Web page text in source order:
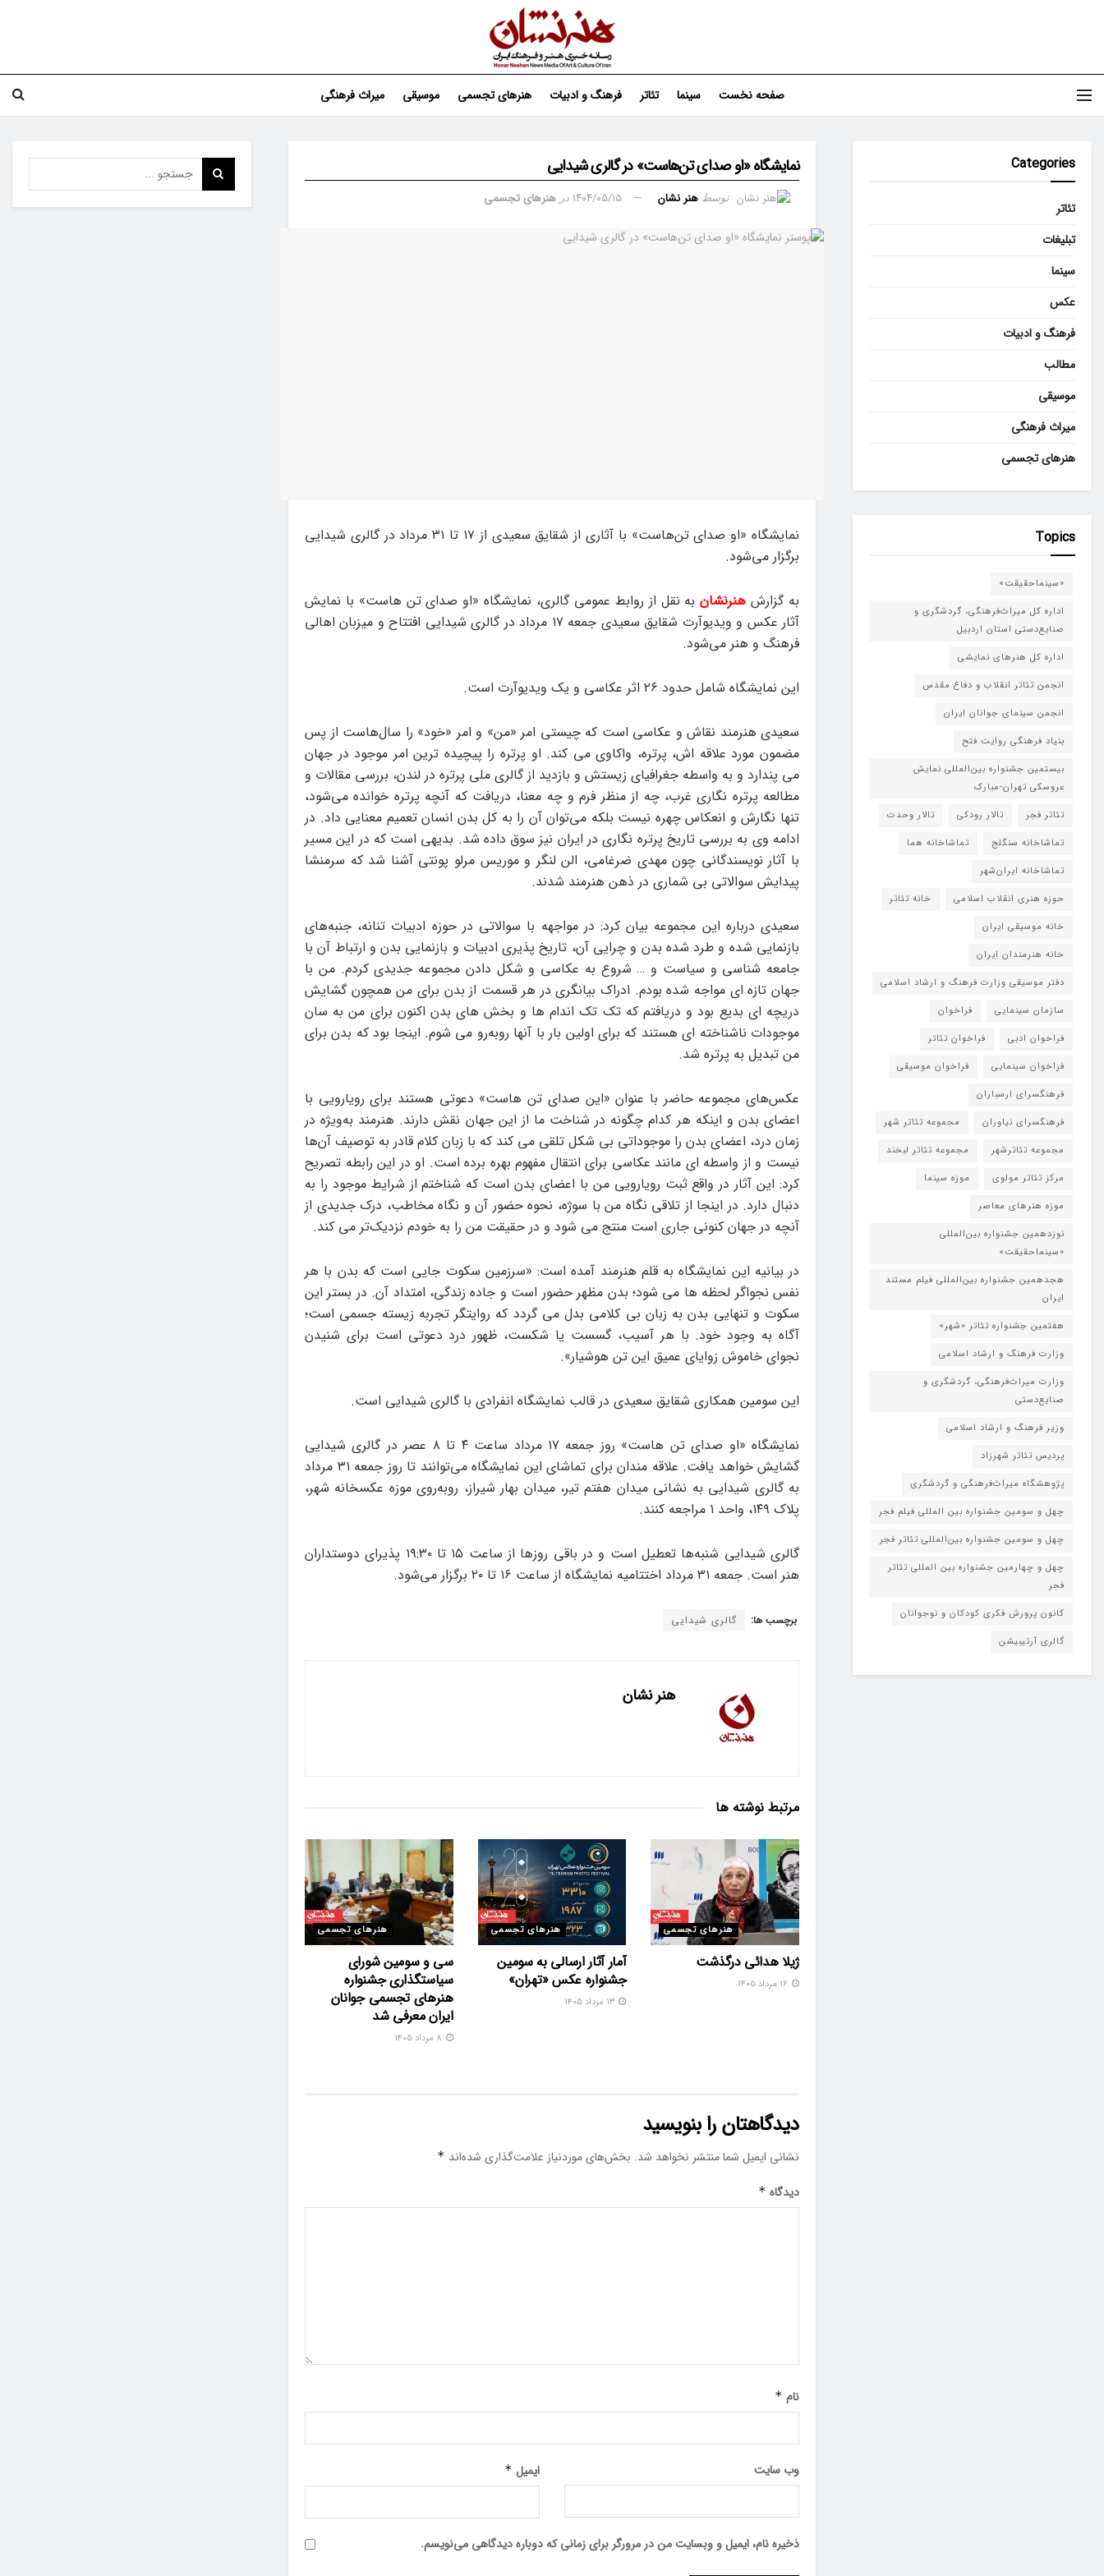
صفحه نخست سینما تئاتر فرهنگ و ادبیات هنرهای تجسمی موسیقی میراث فرهنگی
نمایشگاه «او صدای تن‌هاست» در گالری شیدایی
توسط هنر نشان ۱۴۰۴/۰۵/۱۵ در هنرهای تجسمی
نمایشگاه «او صدای تن‌هاست» با آثاری از شقایق سعیدی از ۱۷ تا ۳۱ مرداد در گالری شیدایی
برگزار می‌شود.
به گزارش هنرنشانبه نقل از روابط عمومی گالری، نمایشگاه «او صدای تن هاست» با نمایش
آثار عکس و ویدیوآرت شقایق سعیدی جمعه ۱۷ مرداد در گالری شیدایی افتتاح و میزبان اهالی
فرهنگ و هنر می‌شود.
این نمایشگاه شامل حدود ۲۶ اثر عکاسی و یک ویدیوآرت است.
سعیدی هنرمند نقاش و عکاسی است که چیستی امر «من» و امر «خود» را سال‌هاست از پس
مضمون مورد علاقه اش، پرتره، واکاوی می کند. او پرتره را پیچیده ترین امر موجود در جهان
می پندارد و به واسطه جغرافیای زیستش و بازدید از گالری ملی پرتره در لندن، بررسی مقالات و
مطالعه پرتره نگاری غرب، چه از منظر فرم و چه معنا، دریافت که آنچه پرتره خوانده می‌شود،
تنها نگارش و انعکاس چهره نیست بلکه می‌توان آن را به کل بدن انسان تعمیم معنایی داد. در
ادامه وی به بررسی تاریخ پرتره نگاری در ایران نیز سوق داده شد. بدیهی است که در این مسیر
با آثار نویسندگانی چون مهدی ضرغامی، الن لنگر و موریس مرلو پونتی آشنا شد که سرمنشا
پیدایش سوالاتی بی شماری در ذهن هنرمند شدند.
سعیدی درباره این مجموعه بیان کرد: در مواجهه با سوالاتی در حوزه ادبیات تنانه، جنبه‌های
بازنمایی شده و طرد شده بدن و چرایی آن، تاریخ پذیری ادبیات و بازنمایی بدن و ارتباط آن با
جامعه شناسی و سیاست و … شروع به عکاسی و شکل دادن مجموعه جدیدی کردم. من با
جهان تازه ای مواجه شده بودم. ادراک بیانگری در هر قسمت از بدن برای من همچون گشایش
دریچه ای بدیع بود و دریافتم که تک تک اندام ها و بخش های بدن اکنون برای من به سان
موجودات ناشناخته ای هستند که برای اولین بار با آنها روبه‌رو می شوم. اینجا بود که بدن برای
من تبدیل به پرتره شد.
عکس‌های مجموعه حاضر با عنوان «این صدای تن هاست» دعوتی هستند برای رویارویی با
اعضای بدن و اینکه هر کدام چگونه در شناخت ما از این جهان نقش دارند. هنرمند به‌ویژه در
زمان درد، اعضای بدن را موجوداتی بی شکل تلقی می کند که با زبان کلام قادر به توصیف آن‌ها
نیست و از واسطه ای مانند عکاسی برای انتقال مفهوم بهره برده است. او در این رابطه تصریح
کرد: این آثار در واقع ثبت رویارویی من با اعضای بدن است که شناختم از شرایط موجود را به
دنبال دارد. در اینجا از تلاقی نگاه من با سوژه، نحوه حضور آن و نگاه مخاطب، درک جدیدی از
آنچه در جهان کنونی جاری است منتج می شود و در حقیقت من را به خودم نزدیک‌تر می کند.
در بیانیه این نمایشگاه به قلم هنرمند آمده است: «سرزمین سکوت جایی است که بدن با هر
نفس نجواگر لحظه ها می شود؛ بدن مظهر حضور است و جاده زندگی، امتداد آن. در بستر این
سکوت و تنهایی بدن به زبان بی کلامی بدل می گردد که روایتگر تجربه زیسته جسمی است؛
آگاه به وجود خود. با هر آسیب، گسست یا شکست، ظهور درد دعوتی است برای شنیدن
نجوای خاموش زوایای عمیق این تن هوشیار».
این سومین همکاری شقایق سعیدی در قالب نمایشگاه انفرادی با گالری شیدایی است.
نمایشگاه «او صدای تن هاست» روز جمعه ۱۷ مرداد ساعت ۴ تا ۸ عصر در گالری شیدایی
گشایش خواهد یافت. علاقه مندان برای تماشای این نمایشگاه می‌توانند تا روز جمعه ۳۱ مرداد
به گالری شیدایی به نشانی میدان هفتم تیر، میدان بهار شیراز، روبه‌روی موزه عکسخانه شهر،
پلاک ۱۴۹، واحد ۱ مراجعه کنند.
گالری شیدایی شنبه‌ها تعطیل است و در باقی روزها از ساعت ۱۵ تا ۱۹:۳۰ پذیرای دوستداران
هنر است. جمعه ۳۱ مرداد اختتامیه نمایشگاه از ساعت ۱۶ تا ۲۰ برگزار می‌شود.
برچسب ها: گالری شیدایی
هنر نشان
مرتبط نوشته ها
هنرهای تجسمی
ژیلا هدائی درگذشت
هنرهای تجسمی
آمار آثار ارسالی به سومین
جشنواره عکس «تهران»
هنرهای تجسمی
سی و سومین شورای
سیاستگذاری جشنواره
هنرهای تجسمی جوانان
ایران معرفی شد
دیدگاهتان را بنویسید
نشانی ایمیل شما منتشر نخواهد شد. بخش‌های موردنیاز علامت‌گذاری شده‌اند *
دیدگاه *
نام *
ایمیل * وب‌ سایت
ذخیره نام، ایمیل و وبسایت من در مرورگر برای زمانی که دوباره دیدگاهی می‌نویسم.
Categories
تئاتر
تبلیغات
سینما
عکس
فرهنگ و ادبیات
مطالب
موسیقی
میراث فرهنگی
هنرهای تجسمی
Topics
«سینماحقیقت»
اداره کل میراث‌فرهنگی، گردشگری و
صنایع‌دستی استان اردبیل
اداره کل هنرهای نمایشی
انجمن تئاتر انقلاب و دفاع مقدس
انجمن سینمای جوانان ایران
بنیاد فرهنگی روایت فتح
بیستمین جشنواره بین‌المللی نمایش
عروسکی تهران-مبارک
تئاتر فجر
تالار رودکی
تالار وحدت
تماشاخانه سنگلج
تماشاخانه هما
تماشاخانه‌ ایران‌شهر
حوزه هنری انقلاب اسلامی
خانه تئاتر
خانه موسیقی ایران
خانه هنرمندان ایران
دفتر موسیقی وزارت فرهنگ و ارشاد اسلامی
سازمان سینمایی
فراخوان
فراخوان ادبی
فراخوان تئاتر
فراخوان سینمایی
فراخوان موسیقی
فرهنگسرای ارسباران
فرهنگسرای نیاوران
مجموعه تئاتر شهر
مجموعه تئاترشهر
مجموعه تئاتر لبخند
مرکز تئاتر مولوی
موزه سینما
موزه هنرهای معاصر
نوزدهمین جشنواره بین‌المللی
«سینماحقیقت»
هجدهمین جشنواره بین‌المللی فیلم مستند
ایران
هفتمین جشنواره تئاتر «شهر»
وزارت فرهنگ و ارشاد اسلامی
وزارت میراث‌فرهنگی، گردشگری و
صنایع‌دستی
وزیر فرهنگ و ارشاد اسلامی
پردیس تئاتر شهرزاد
پژوهشگاه میراث‌فرهنگی و گردشگری
چهل و سومین جشنواره بین المللی فیلم فجر
چهل و سومین جشنواره بین‌المللی تئاتر فجر
چهل و چهارمین جشنواره بین المللی تئاتر
فجر
کانون پرورش فکری کودکان و نوجوانان
گالری آرتیبیشن